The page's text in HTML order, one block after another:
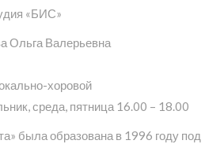
«БИС»
Ольга Валерьевна
хоровой
среда, пятница 16.00 – 18.00
была образована в 1996 году под